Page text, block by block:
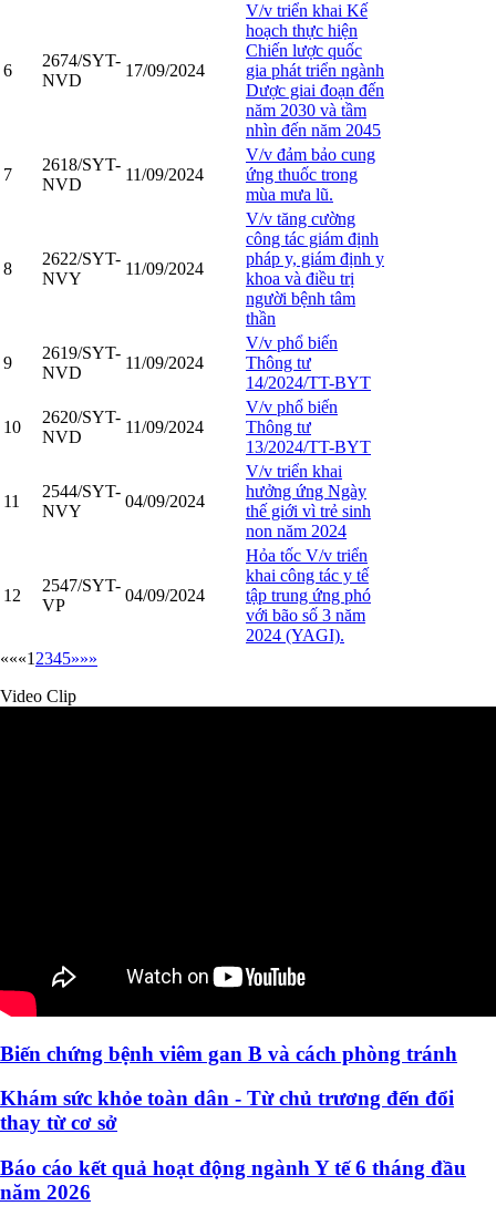
6
2674/SYT-
NVD
17/09/2024
V/v triển khai Kế
hoạch thực hiện
Chiến lược quốc
gia phát triển ngành
Dược giai đoạn đến
năm 2030 và tầm
nhìn đến năm 2045
7
2618/SYT-
NVD
11/09/2024
V/v đảm bảo cung
ứng thuốc trong
mùa mưa lũ.
8
2622/SYT-
NVY
11/09/2024
V/v tăng cường
công tác giám định
pháp y, giám định y
khoa và điều trị
người bệnh tâm
thần
9
2619/SYT-
NVD
11/09/2024
V/v phổ biến
Thông tư
14/2024/TT-BYT
10
2620/SYT-
NVD
11/09/2024
V/v phổ biến
Thông tư
13/2024/TT-BYT
11
2544/SYT-
NVY
04/09/2024
V/v triển khai
hưởng ứng Ngày
thế giới vì trẻ sinh
non năm 2024
12
2547/SYT-
VP
04/09/2024
Hỏa tốc V/v triển
khai công tác y tế
tập trung ứng phó
với bão số 3 năm
2024 (YAGI).
«««1 2345»»»
Video Clip
Biến chứng bệnh viêm gan B và cách phòng tránh
Khám sức khỏe toàn dân - Từ chủ trương đến đổi
thay từ cơ sở
Báo cáo kết quả hoạt động ngành Y tế 6 tháng đầu
năm 2026